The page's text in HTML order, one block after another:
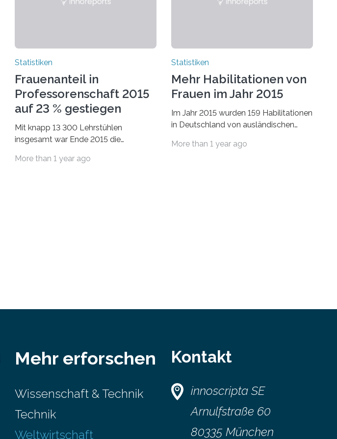
Statistiken
Frauenanteil in
Professorenschaft 2015
auf 23 % gestiegen
Mit knapp 13 300 Lehrstühlen
insgesamt war Ende 2015 die
und Sozialwissenschaften bei
More than 1 year ago
Statistiken
Mehr Habilitationen von
Frauen im Jahr 2015
Im Jahr 2015 wurden 159 Habilitationen
in Deutschland von ausländischen
Wissenschaftlern erfolgreich beendet.
More than 1 year ago
Mehr erforschen
Wissenschaft & Technik
Technik
Weltwirtschaft
Kontakt
innoscripta SE
Arnulfstraße 60
80335 München